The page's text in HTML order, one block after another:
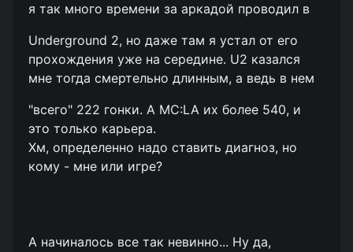
я так много времени за аркадой проводил в
Underground 2, но даже там я устал от его
прохождения уже на середине. U2 казался
мне тогда смертельно длинным, а ведь в нем
"всего" 222 гонки. А MC:LA их более 540, и
это только карьера.
Хм, определенно надо ставить диагноз, но
кому - мне или игре?
А начиналось все так невинно... Ну да,